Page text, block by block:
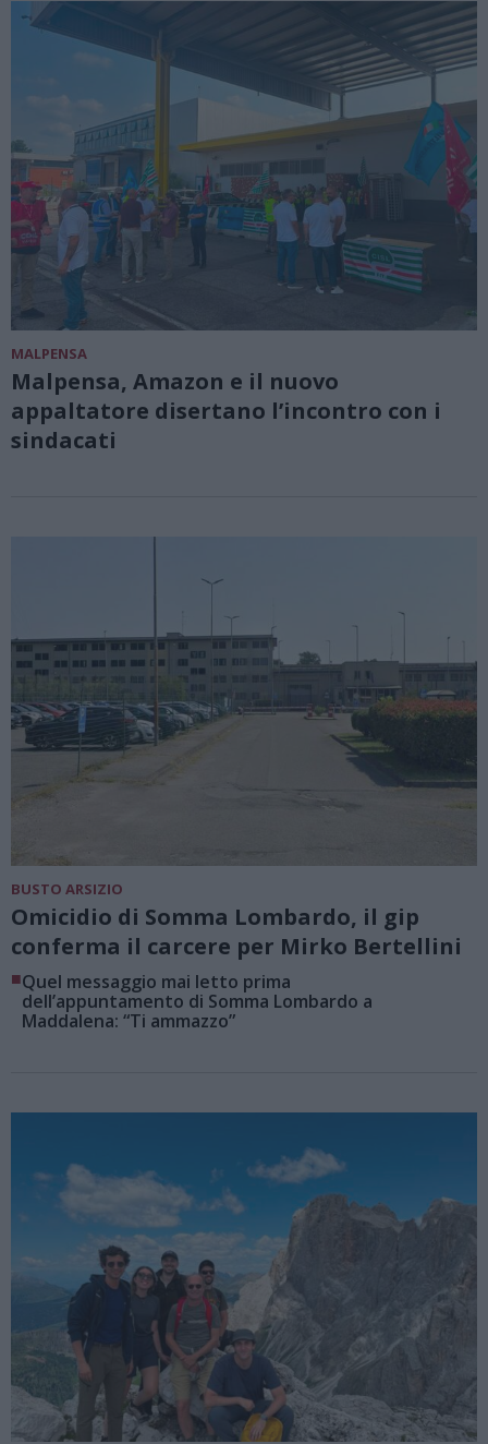
MALPENSA
Malpensa, Amazon e il nuovo
appaltatore disertano l’incontro con i
sindacati
BUSTO ARSIZIO
Omicidio di Somma Lombardo, il gip
conferma il carcere per Mirko Bertellini
■Quel messaggio mai letto prima
dell’appuntamento di Somma Lombardo a
Maddalena: “Ti ammazzo”